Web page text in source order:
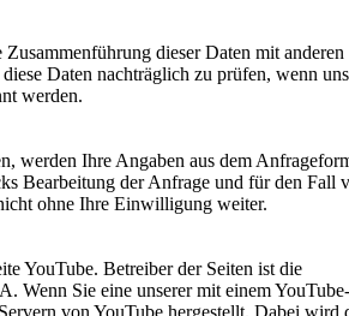
dieser Daten mit anderen
Daten nachträglich zu prüfen, wenn uns
werden.
werden Ihre Angaben aus dem
Bearbeitung der Anfrage und für den Fall
ohne Ihre Einwilligung weiter.
YouTube. Betreiber der Seiten ist die
Sie eine unserer mit einem